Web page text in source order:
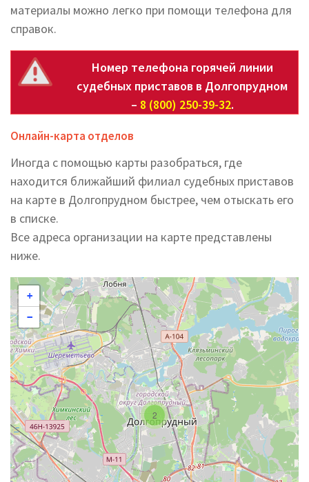
материалы можно легко при помощи телефона для
справок.
Номер телефона горячей линии
судебных приставов в Долгопрудном
– 8 (800) 250-39-32.
Онлайн-карта отделов
Иногда с помощью карты разобраться, где
находится ближайший филиал судебных приставов
на карте в Долгопрудном быстрее, чем отыскать его
в списке.
Все адреса организации на карте представлены
ниже.
2
+
−